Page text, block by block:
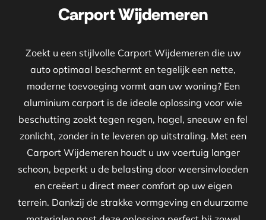
Carport Wijdemeren
Zoekt u een stijlvolle Carport Wijdemeren die uw
auto optimaal beschermt en tegelijk een nette,
moderne toevoeging vormt aan uw woning? Een
aluminium carport is de ideale oplossing voor wie
beschutting zoekt tegen regen, hagel, sneeuw en fel
zonlicht, zonder in te leveren op uitstraling. Met een
Carport Wijdemeren houdt u uw voertuig langer
schoon, beperkt u de belasting door weersinvloeden
en creëert u direct meer comfort op uw eigen
terrein. Dankzij de strakke vormgeving en duurzame